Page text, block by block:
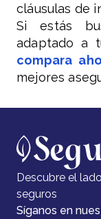
cláusulas de
Si estás
adaptado a
compara
mejores
Descubre el
seguros
Síganos en